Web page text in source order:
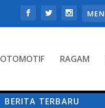
OTOMOTIF RAGAM
BERITA TERBARU